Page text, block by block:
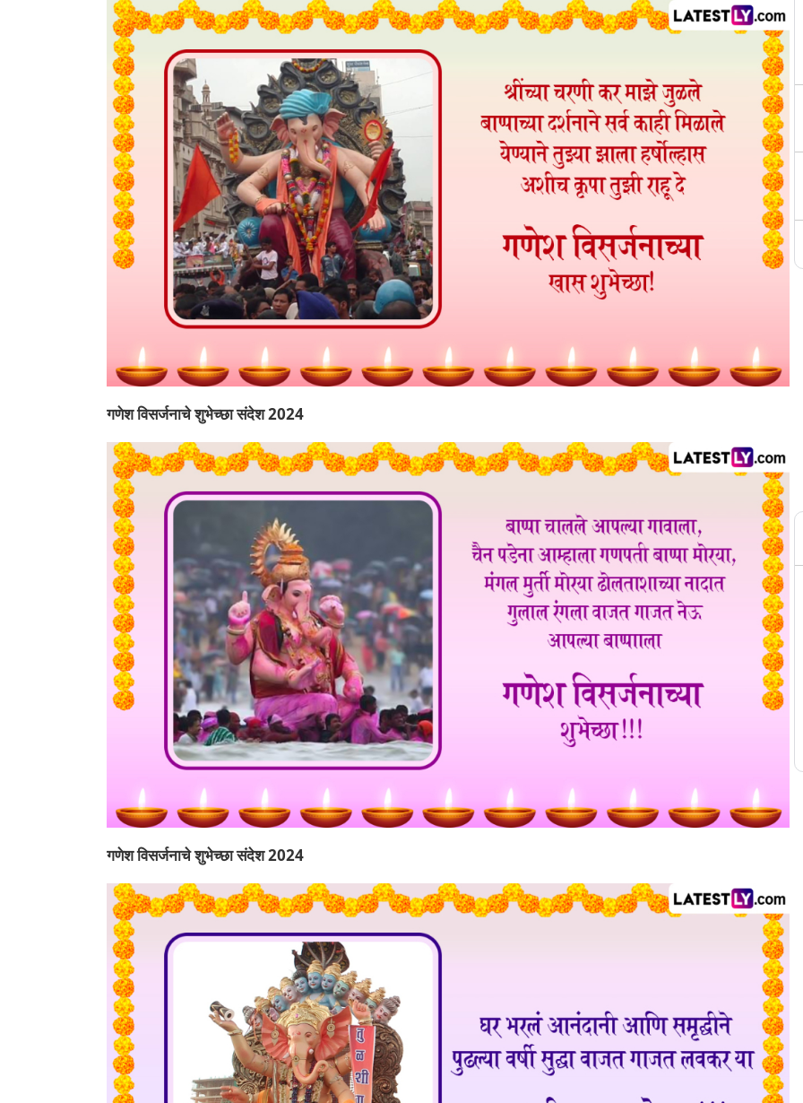
गणेश विसर्जनाचे शुभेच्छा संदेश 2024
गणेश विसर्जनाचे शुभेच्छा संदेश 2024